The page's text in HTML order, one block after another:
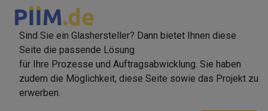
Sind Sie ein Glashersteller? Dann bietet Ihnen diese
Seite die passende Lösung
für Ihre Prozesse und Auftragsabwicklung. Sie haben
zudem die Möglichkeit, diese Seite sowie das Projekt zu
erwerben.